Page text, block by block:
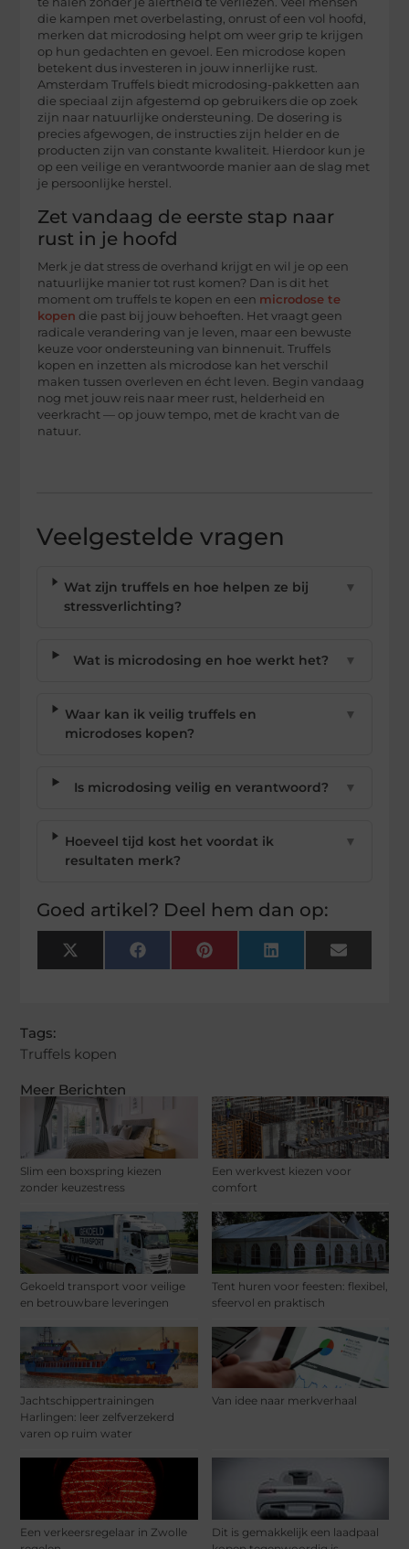
Meer Berichten
Slim een boxspring kiezen
zonder keuzestress
Een werkvest kiezen voor
comfort
Gekoeld transport voor veilige
en betrouwbare leveringen
Tent huren voor feesten: flexibel,
sfeervol en praktisch
Jachtschippertrainingen
Harlingen: leer zelfverzekerd
varen op ruim water
Van idee naar merkverhaal
Een verkeersregelaar in Zwolle
Dit is gemakkelijk een laadpaal
die kampen met overbelasting, onrust of een vol hoofd,
merken dat microdosing helpt om weer grip te krijgen
op hun gedachten en gevoel. Een microdose kopen
betekent dus investeren in jouw innerlijke rust.
Amsterdam Truffels biedt microdosing-pakketten aan
die speciaal zijn afgestemd op gebruikers die op zoek
zijn naar natuurlijke ondersteuning. De dosering is
precies afgewogen, de instructies zijn helder en de
producten zijn van constante kwaliteit. Hierdoor kun je
op een veilige en verantwoorde manier aan de slag met
je persoonlijke herstel.
Zet vandaag de eerste stap naar
rust in je hoofd
Merk je dat stress de overhand krijgt en wil je op een
natuurlijke manier tot rust komen? Dan is dit het
moment om truffels te kopen en een microdose te
kopen die past bij jouw behoeften. Het vraagt geen
radicale verandering van je leven, maar een bewuste
keuze voor ondersteuning van binnenuit. Truffels
kopen en inzetten als microdose kan het verschil
maken tussen overleven en écht leven. Begin vandaag
nog met jouw reis naar meer rust, helderheid en
veerkracht — op jouw tempo, met de kracht van de
natuur.
Veelgestelde vragen
Wat zijn truffels en hoe helpen ze bij
stressverlichting?
▼
Wat is microdosing en hoe werkt het? ▼
Waar kan ik veilig truffels en
microdoses kopen?
▼
Is microdosing veilig en verantwoord? ▼
Hoeveel tijd kost het voordat ik
resultaten merk?
▼
Goed artikel? Deel hem dan op:
X
(Twitter)
FacebookPinterest LinkedIn Email
Tags:
Truffels kopen